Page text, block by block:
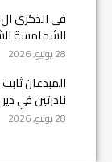
الشمامسة
28 يونيو, 2026
المبدعان
نادرتين في
28 يونيو, 2026